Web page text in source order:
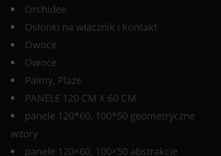
Orchidee
Osłonki na włącznik i kontakt
Owoce
Owoce
Palmy, Plaże
PANELE 120 CM X 60 CM
panele 120*60, 100*50 geometryczne
wzory
panele 120×60, 100×50 abstrakcje